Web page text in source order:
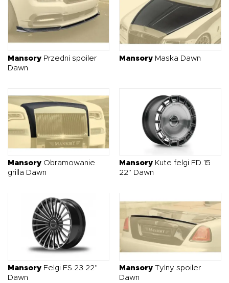
Mansory Przedni spoiler
Dawn
Mansory Maska Dawn
Mansory Obramowanie
grilla Dawn
Mansory Kute felgi FD.15
22" Dawn
Mansory Felgi FS.23 22"
Dawn
Mansory Tylny spoiler
Dawn